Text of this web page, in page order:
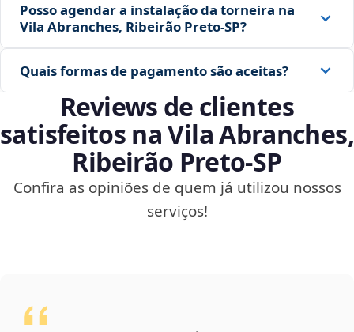
Posso agendar a instalação da torneira na
Vila Abranches, Ribeirão Preto‑SP?
Quais formas de pagamento são aceitas?
Reviews de clientes
satisfeitos na Vila Abranches,
Ribeirão Preto‑SP
Confira as opiniões de quem já utilizou nossos
serviços!